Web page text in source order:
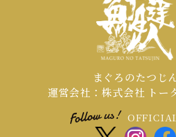
まぐろのたつじ
運営会社：株式会社 トー